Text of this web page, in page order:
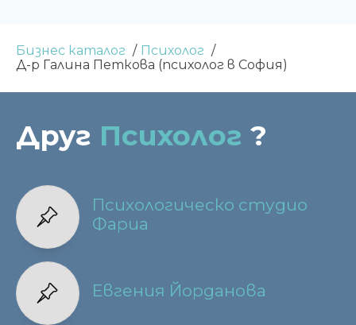
Бизнес каталог
Психолог
Д-р Галина Петкова (психолог в София)
Друг Психолог ?
Психологическо студио
Фариа
Евгения Йорданова